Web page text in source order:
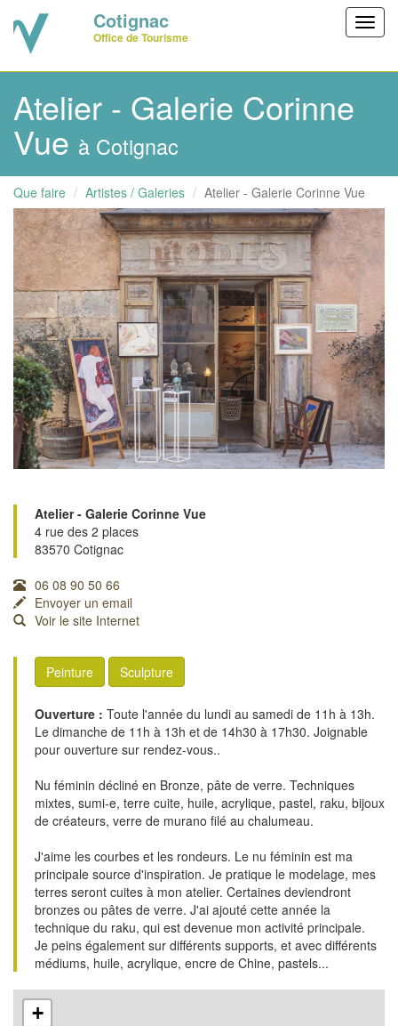
Cotignac
Office de Tourisme
Atelier - Galerie Corinne
Vue à Cotignac
Que faire Artistes / Galeries Atelier - Galerie Corinne Vue
Atelier - Galerie Corinne Vue
4 rue des 2 places
83570 Cotignac
06 08 90 50 66
Envoyer un email
Voir le site Internet
Peinture Sculpture
Ouverture : Toute l'année du lundi au samedi de 11h à 13h.
Le dimanche de 11h à 13h et de 14h30 à 17h30. Joignable
pour ouverture sur rendez-vous..
Nu féminin décliné en Bronze, pâte de verre. Techniques
mixtes, sumi-e, terre cuite, huile, acrylique, pastel, raku, bijoux
de créateurs, verre de murano filé au chalumeau.
J'aime les courbes et les rondeurs. Le nu féminin est ma
principale source d'inspiration. Je pratique le modelage, mes
terres seront cuites à mon atelier. Certaines deviendront
bronzes ou pâtes de verre. J'ai ajouté cette année la
technique du raku, qui est devenue mon activité principale.
Je peins également sur différents supports, et avec différents
médiums, huile, acrylique, encre de Chine, pastels...
+